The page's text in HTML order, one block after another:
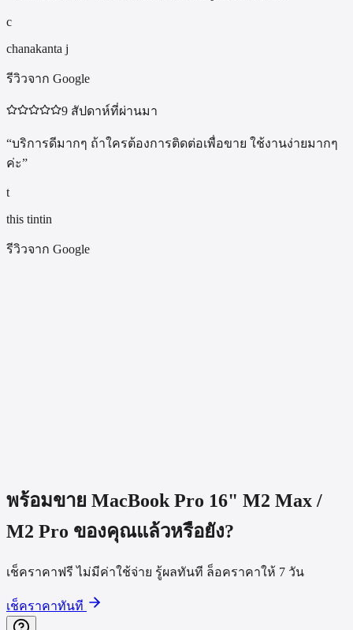
c
chanakanta j
รีวิวจาก Google
9 สัปดาห์ที่ผ่านมา
“บริการดีมากๆ ถ้าใครต้องการติดต่อเพื่อขาย ใช้งานง่ายมากๆ
ค่ะ”
t
this tintin
รีวิวจาก Google
พร้อมขาย MacBook Pro 16" M2 Max /
M2 Pro ของคุณแล้วหรือยัง?
เช็คราคาฟรี ไม่มีค่าใช้จ่าย รู้ผลทันที ล็อคราคาให้ 7 วัน
เช็คราคาทันที